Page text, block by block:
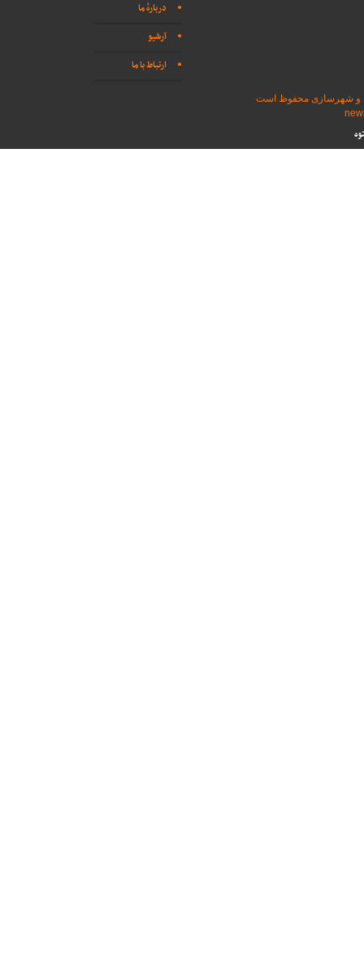
دربارهٔ ما
آرشیو
ارتباط با ما
و شهرسازی محفوظ است